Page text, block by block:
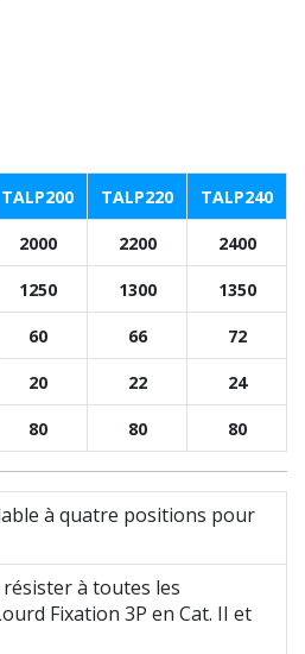
TALP200 TALP220 TALP240
2000 2200 2400
1250 1300 1350
60 66 72
20 22 24
80 80 80
à quatre positions pour
à toutes les
Fixation 3P en Cat. II et